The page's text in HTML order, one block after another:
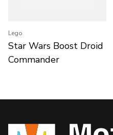
Lego
Star Wars Boost Droid
Commander